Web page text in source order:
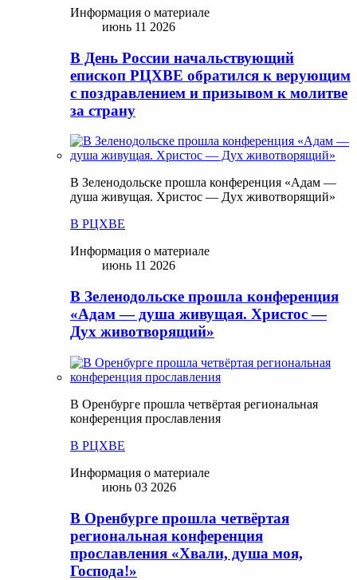
Информация о материале
июнь 11 2026
В День России начальствующий
епископ РЦХВЕ обратился к верующим
с поздравлением и призывом к молитве
за страну
В Зеленодольске прошла конференция «Адам —
душа живущая. Христос — Дух животворящий»
В РЦХВЕ
Информация о материале
июнь 11 2026
В Зеленодольске прошла конференция
«Адам — душа живущая. Христос —
Дух животворящий»
В Оренбурге прошла четвёртая региональная
конференция прославления
В РЦХВЕ
Информация о материале
июнь 03 2026
В Оренбурге прошла четвёртая
региональная конференция
прославления «Хвали, душа моя,
Господа!»